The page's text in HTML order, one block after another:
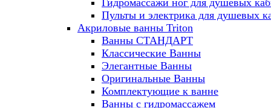
Гидромассажи ног для душевых
Пульты и электрика для душевых
Акриловые ванны Triton
Ванны СТАНДАРТ
Классические Ванны
Элегантные Ванны
Оригинальные Ванны
Комплектующие к ванне
Ванны с гидромассажем